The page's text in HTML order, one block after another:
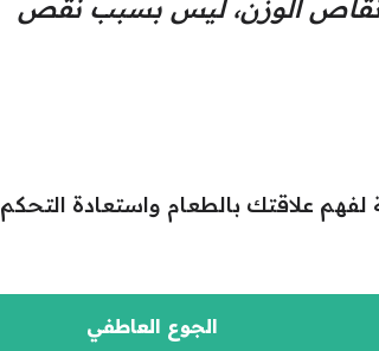
الوزن، ليس بسبب نقص
علاقتك بالطعام واستعادة التحكم
الجوع العاطفي